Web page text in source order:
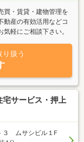
買・賃貸・建物管理を
動産の有効活用などコ
軽にご相談下さい。
扱う
サービス・押上
３ ムサシビル１F